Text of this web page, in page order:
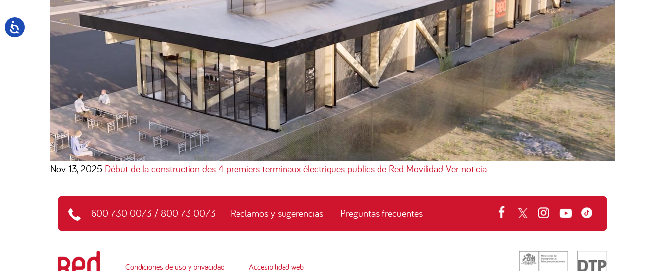
Nov 13, 2025 Début de la construction des 4 premiers terminaux électriques publics de Red Movilidad Ver noticia
600 730 0073 / 800 73 0073 Reclamos y sugerencias Preguntas frecuentes
Condiciones de uso y privacidad Accesibilidad web